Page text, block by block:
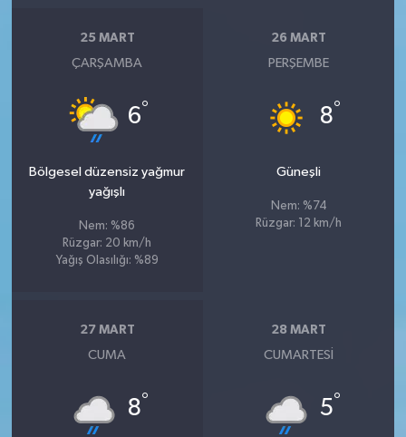
25 MART
ÇARŞAMBA
6°
Bölgesel düzensiz yağmur
yağışlı
Nem: %86
Rüzgar: 20 km/h
Yağış Olasılığı: %89
26 MART
PERŞEMBE
8°
Güneşli
Nem: %74
Rüzgar: 12 km/h
27 MART
CUMA
8°
28 MART
CUMARTESI
5°